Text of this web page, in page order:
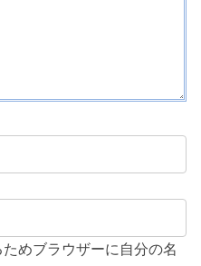
めブラウザーに自分の名